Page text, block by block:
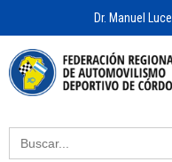
Dr. Manuel
Search
for: